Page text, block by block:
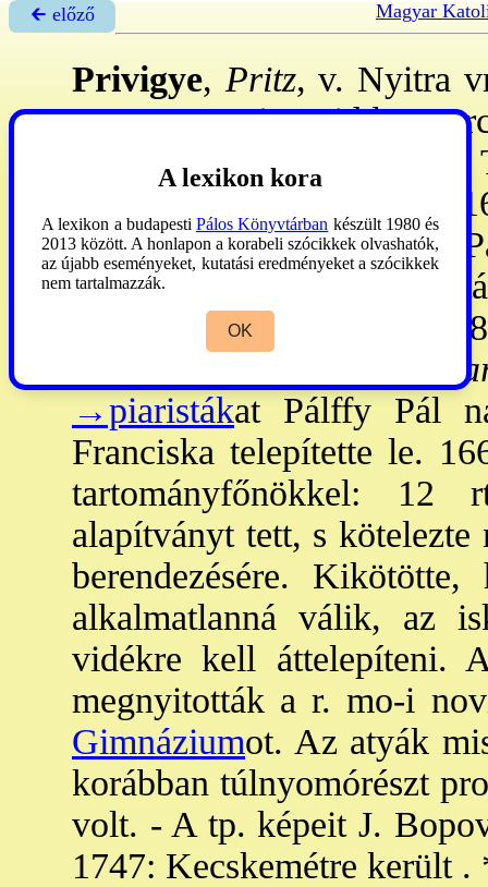
🡰 előző Magyar
Privigye, Pritz, v. Nyitra
v. esztergomi, majd
ében. 1213: már
Lakói 1560: ev-ok lettek.
1679-től. Kegyura 1880:
szl. - Filiái 1917:
: össz. 53.424, m.
2.
→piaristákat Pálffy Pál
Franciska telepítette le.
tartományfőnökkel: 12
alapítványt tett, s kötelezte
berendezésére.
alkalmatlanná válik, az
vidékre kell áttelepíteni.
megnyitották a r. mo-i
Gimnáziumot. Az atyák
korábban túlnyomórészt
volt. - A tp. képeit J.
1747: Kecskemétre került
A lexikon kora
A lexikon a budapesti Pálos Könyvtárban készült 1980 és
2013 között. A honlapon a korabeli szócikkek olvashatók,
az újabb eseményeket, kutatási eredményeket a szócikkek
nem tartalmazzák.
OK